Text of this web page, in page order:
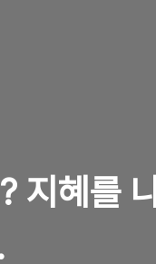
지혜를